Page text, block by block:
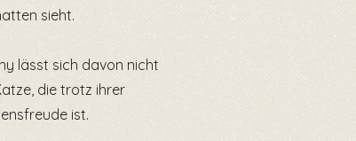
sieht.
lässt sich davon nicht
die trotz ihrer
ist.